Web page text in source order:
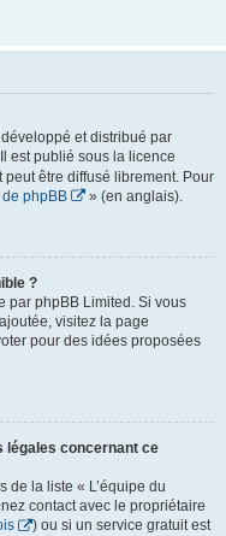
et distribué par
est publié sous la licence
être diffusé librement. Pour
phpBB » (en anglais).
?
par phpBB Limited. Si vous
visitez la page
pour des idées proposées
légales concernant ce
de la liste « L’équipe du
contact avec le propriétaire
) ou si un service gratuit est